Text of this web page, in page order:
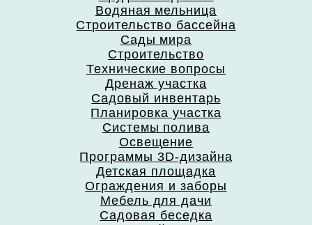
Водяная мельница
Строительство бассейна
Сады мира
Строительство
Технические вопросы
Дренаж участка
Садовый инвентарь
Планировка участка
Системы полива
Освещение
Программы 3D-дизайна
Детская площадка
Ограждения и заборы
Мебель для дачи
Садовая беседка